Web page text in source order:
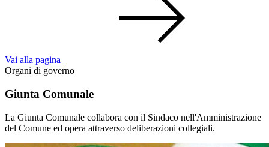
Vai alla pagina
Organi di governo
Giunta Comunale
La Giunta Comunale collabora con il Sindaco nell'Amministrazione
del Comune ed opera attraverso deliberazioni collegiali.